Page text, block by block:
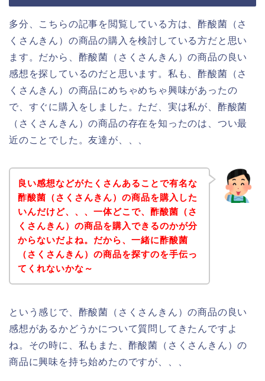
多分、こちらの記事を閲覧している方は、酢酸菌（さ
くさんきん）の商品の購入を検討している方だと思い
ます。だから、酢酸菌（さくさんきん）の商品の良い
感想を探しているのだと思います。私も、酢酸菌（さ
くさんきん）の商品にめちゃめちゃ興味があったの
で、すぐに購入をしました。ただ、実は私が、酢酸菌
（さくさんきん）の商品の存在を知ったのは、つい最
近のことでした。友達が、、、
良い感想などがたくさんあることで有名な
酢酸菌（さくさんきん）の商品を購入した
いんだけど、、、一体どこで、酢酸菌（さ
くさんきん）の商品を購入できるのかが分
からないだよね。だから、一緒に酢酸菌
（さくさんきん）の商品を探すのを手伝っ
てくれないかな～
という感じで、酢酸菌（さくさんきん）の商品の良い
感想があるかどうかについて質問してきたんですよ
ね。その時に、私もまた、酢酸菌（さくさんきん）の
商品に興味を持ち始めたのですが、、、